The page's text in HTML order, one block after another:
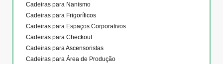
Cadeiras para Nanismo
Cadeiras para Frigoríficos
Cadeiras para Espaços Corporativos
Cadeiras para Checkout
Cadeiras para Ascensoristas
Cadeiras para Área de Produção